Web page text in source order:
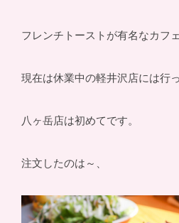
フレンチトーストが有名なカフ
現在は休業中の軽井沢店には行
八ヶ岳店は初めてです。
注文したのは～、